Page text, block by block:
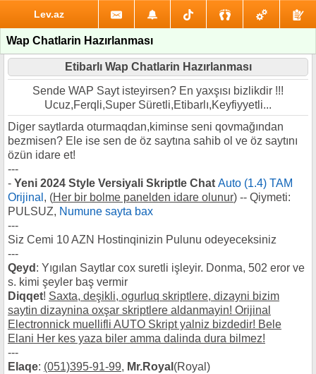
Lev.az
Wap Chatlarin Hazırlanması
Etibarlı Wap Chatlarin Hazırlanması
Sende WAP Sayt isteyirsen? En yaxşısı bizlikdir !!!
Ucuz,Ferqli,Super Süretli,Etibarlı,Keyfiyyetli...
Diger saytlarda oturmaqdan,kiminse seni qovmağından
bezmisen? Ele ise sen de öz saytına sahib ol ve öz saytını
özün idare et!
---
- Yeni 2024 Style Versiyali Skriptle Chat Auto (1.4) TAM
Orijinal , (Her bir bolme panelden idare olunur) -- Qiymeti:
PULSUZ, Numune sayta bax
---
Siz Cemi 10 AZN Hostinqinizin Pulunu odeyeceksiniz
---
Qeyd : Yıgılan Saytlar cox suretli işleyir. Donma, 502 eror ve
s. kimi şeyler baş vermir
Diqqet! Saxta, deşikli, ogurluq skriptlere, dizayni bizim
saytin dizaynina oxşar skriptlere aldanmayin! Orijinal
Electronnick muellifli AUTO Skript yalniz bizdedir! Bele
Elani Her kes yaza biler amma dalinda dura bilmez!
---
Elaqe: (051)395-91-99, Mr.Royal (Royal)